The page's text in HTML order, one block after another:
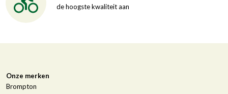
de hoogste kwaliteit aan
Onze merken
Brompton